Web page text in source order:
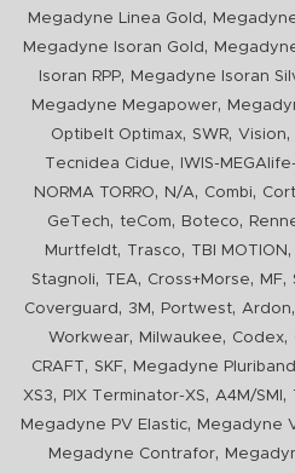
Megadyne Linea Gold ,
Megadyne Isoran Gold ,
Isoran RPP, Megadyne Isoran
Megadyne Megapower,
Optibelt Optimax, SWR, Vision,
Tecnidea Cidue, IWIS-MEGAlife-I
NORMA TORRO, N/A, Combi,
GeTech, teCom, Boteco,
Murtfeldt, Trasco, TBI MOTION ,
Stagnoli, TEA, Cross+Morse, MF,
Coverguard , 3M , Portwest, Ardon,
Workwear, Milwaukee, Codex,
CRAFT, SKF, Megadyne Pluriband
XS3, PIX Terminator-XS, A4M/SMI ,
Megadyne PV Elastic, Megadyne
Megadyne Contrafor,